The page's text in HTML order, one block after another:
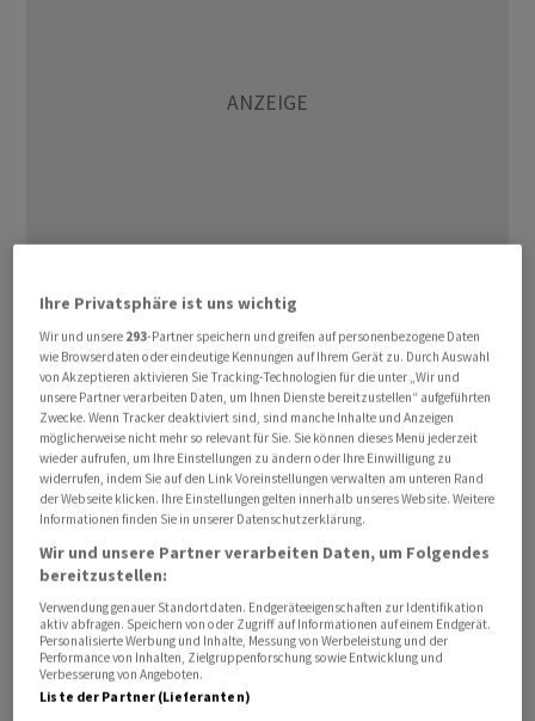
Das konjunkturelle Umfeld für die Schweizer Wirtschaft
hat sich im Monat August wieder leicht verschlechtert.
Damit signalisiert das Konjunkturbarometer weiterhin
eine unterdurchschnittliche Entwicklung der Schweizer
Wirtschaft.
Im August sank das Konjunkturbarometer auf 91,1
Punkte, was einem Rückgang um 1,0 Punkte zum Juli
entspricht, wie das ETH-Konjunkturforschungsinstitut
KOF am Mittwoch mitteilte. Dabei wurde der Juli-Wert
auf 92,1 von 92,2 Punkten leicht nach unten revidiert.
Damit ist der Indikator nach einer leichten Erholung im
Juli wieder etwas abgesackt. Aktuell bewegt er sich
Ihre Privatsphäre ist uns wichtig
Wir und unsere 293-Partner speichern und greifen auf personenbezogene Daten
wie Browserdaten oder eindeutige Kennungen auf Ihrem Gerät zu. Durch Auswahl
von Akzeptieren aktivieren Sie Tracking-Technologien für die unter „Wir und
unsere Partner verarbeiten Daten, um Ihnen Dienste bereitzustellen“ aufgeführten
Zwecke. Wenn Tracker deaktiviert sind, sind manche Inhalte und Anzeigen
möglicherweise nicht mehr so relevant für Sie. Sie können dieses Menü jederzeit
wieder aufrufen, um Ihre Einstellungen zu ändern oder Ihre Einwilligung zu
widerrufen, indem Sie auf den Link Voreinstellungen verwalten am unteren Rand
der Webseite klicken. Ihre Einstellungen gelten innerhalb unseres Website. Weitere
Informationen finden Sie in unserer Datenschutzerklärung.
Wir und unsere Partner verarbeiten Daten, um Folgendes
bereitzustellen:
Verwendung genauer Standortdaten. Endgeräteeigenschaften zur Identifikation
aktiv abfragen. Speichern von oder Zugriff auf Informationen auf einem Endgerät.
Personalisierte Werbung und Inhalte, Messung von Werbeleistung und der
Performance von Inhalten, Zielgruppenforschung sowie Entwicklung und
Verbesserung von Angeboten.
Liste der Partner (Lieferanten)